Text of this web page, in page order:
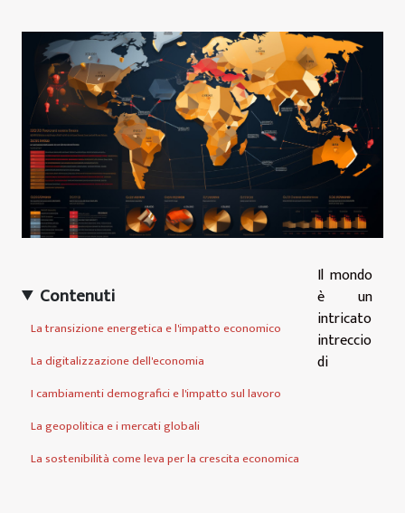
Contenuti
La transizione energetica e l'impatto economico
La digitalizzazione dell'economia
I cambiamenti demografici e l'impatto sul lavoro
La geopolitica e i mercati globali
La sostenibilità come leva per la crescita economica
Il mondo
è un
intricato
intreccio
di